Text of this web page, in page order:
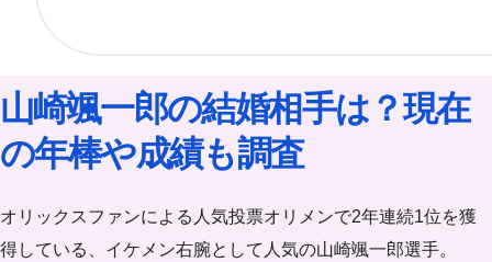
山崎颯一郎の結婚相手は？現在
の年棒や成績も調査
オリックスファンによる人気投票オリメンで2年連続1位を獲
得している、イケメン右腕として人気の山崎颯一郎選手。